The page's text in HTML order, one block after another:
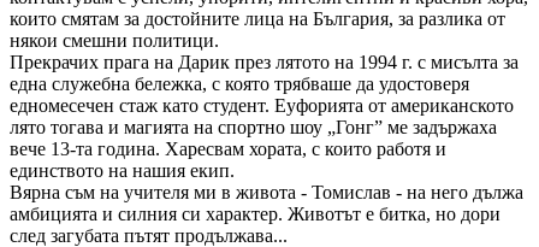
които смятам за достойните лица на България, за разлика от
някои смешни политици.
Прекрачих прага на Дарик през лятото на 1994 г. с мисълта за
една служебна бележка, с която трябваше да удостоверя
едномесечeн стаж като студент. Еуфорията от американското
лято тогава и магията на спортно шоу „Гонг” ме задържаха
вече 13-та година. Харесвам хората, с които работя и
единството на нашия екип.
Вярна съм на учителя ми в живота - Томислав - на него дължа
амбицията и силния си характер. Животът е битка, но дори
след загубата пътят продължава...